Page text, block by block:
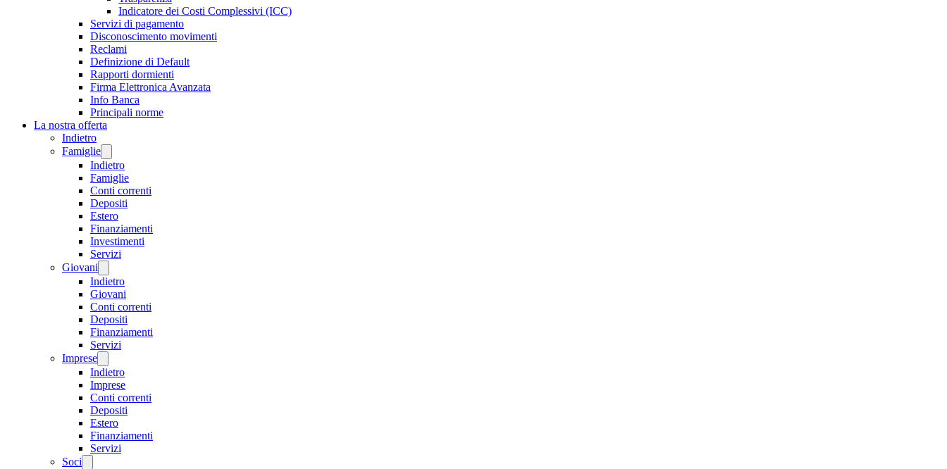
Indicatore dei Costi Complessivi (ICC)
Servizi di pagamento
Disconoscimento movimenti
Reclami
Definizione di Default
Rapporti dormienti
Firma Elettronica Avanzata
Info Banca
Principali norme
La nostra offerta
Indietro
Famiglie
Indietro
Famiglie
Conti correnti
Depositi
Estero
Finanziamenti
Investimenti
Servizi
Giovani
Indietro
Giovani
Conti correnti
Depositi
Finanziamenti
Servizi
Imprese
Indietro
Imprese
Conti correnti
Depositi
Estero
Finanziamenti
Servizi
Soci